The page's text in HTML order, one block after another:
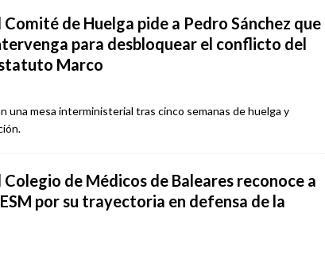
Comité de Huelga pide a Pedro Sánchez que
para desbloquear el conflicto del
Marco
una mesa interministerial tras cinco semanas de huelga y
Colegio de Médicos de Baleares reconoce a
por su trayectoria en defensa de la